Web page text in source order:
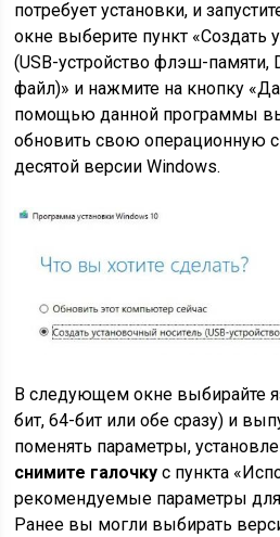
потребует установки, и
окне выберите пункт «Создать
(USB-устройство флэш-памяти,
файл)» и нажмите на кнопку
помощью данной программы
обновить свою операционную
десятой версии Windows.
В следующем окне выбирайте
бит, 64-бит или обе сразу) и
поменять параметры,
снимите галочку с пункта
рекомендуемые параметры для
Ранее вы могли выбирать